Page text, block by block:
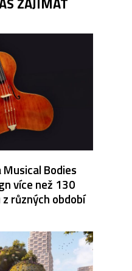
Bodies
více než 130
různých období